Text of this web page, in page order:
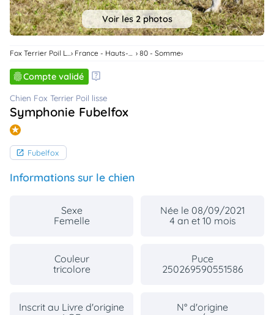
Connexion Voir les 2 photos
Fox Terrier Poil Lisse France - Hauts-De-France 80 - Somme
Compte validé
Chien Fox Terrier Poil lisse
Symphonie Fubelfox
Fubelfox
Informations sur le chien
Sexe
Femelle
Née le 08/09/2021
4 an et 10 mois
Couleur
tricolore
Puce
250269590551586
Inscrit au Livre d'origine
N° d'origine